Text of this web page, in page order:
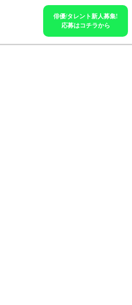
俳優/タレント新人募集!
応募はコチラから